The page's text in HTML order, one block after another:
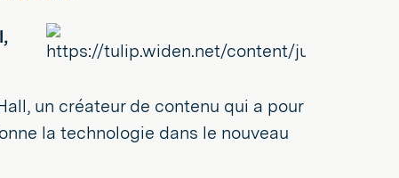
un créateur de contenu qui a pour
la technologie dans le nouveau